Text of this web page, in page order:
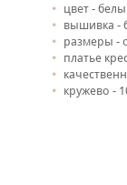
цвет -
вышивка -
размеры -
платье
кружево -